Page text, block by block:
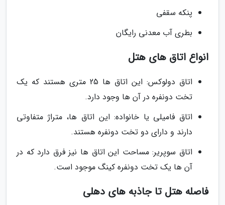
پنکه سقفی
بطری آب معدنی رایگان
انواع اتاق های هتل
اتاق دولوکس: این اتاق ها 25 متری هستند که یک
تخت دونفره در آن ها وجود دارد.
اتاق فامیلی یا خانواده: این اتاق ها، متراژ متفاوتی
دارند و دارای دو تخت دونفره هستند.
اتاق سوپریر: مساحت این اتاق ها نیز فرق دارد که در
آن ها یک تخت دونفره کینگ موجود است.
فاصله هتل تا جاذبه های دهلی